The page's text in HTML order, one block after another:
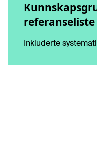
referanseliste
Inkluderte